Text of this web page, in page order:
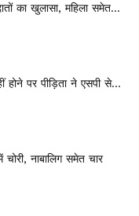
का खुलासा, महिला समेत...
होने पर पीड़िता ने एसपी से...
नाबालिग समेत चार